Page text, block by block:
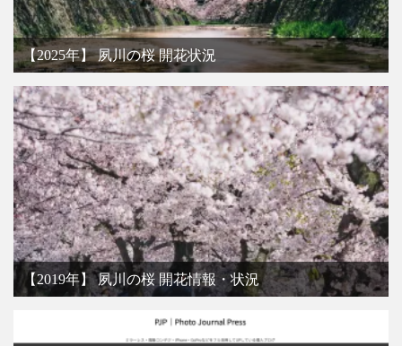
【2025年】 夙川の桜 開花状況
【2019年】 夙川の桜 開花情報・状況